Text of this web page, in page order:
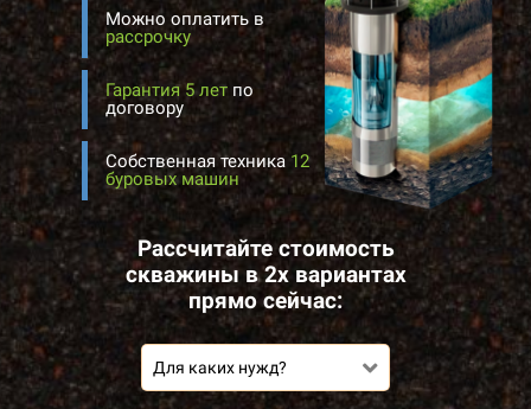
Собственная техника 12
буровых машин
Можно оплатить в
рассрочку
Рассчитайте стоимость
скважины в 2х вариантах
прямо сейчас:
Для каких нужд?
Гарантия 5 лет по
договору